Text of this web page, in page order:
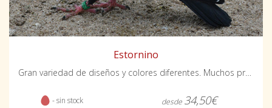
Estornino
- sin stock desde 34,50€